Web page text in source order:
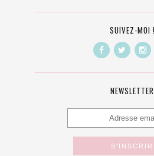
SUIVEZ-MOI !
NEWSLETTER